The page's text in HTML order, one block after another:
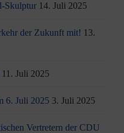
Skulptur 14. Juli 2025
der Zukunft mit! 13.
11. Juli 2025
6. Juli 2025 3. Juli 2025
Vertretern der CDU